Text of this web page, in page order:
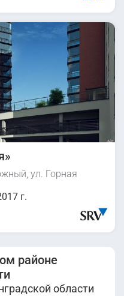
ул. Горная
г.
районе
области